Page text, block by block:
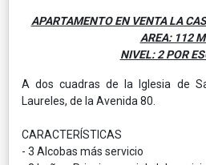
APARTAMENTO EN VENTA LA
AREA: 112
NIVEL: 2 POR
A dos cuadras de la Iglesia de
Laureles, de la Avenida 80.
CARACTERÍSTICAS
- 3 Alcobas más servicio